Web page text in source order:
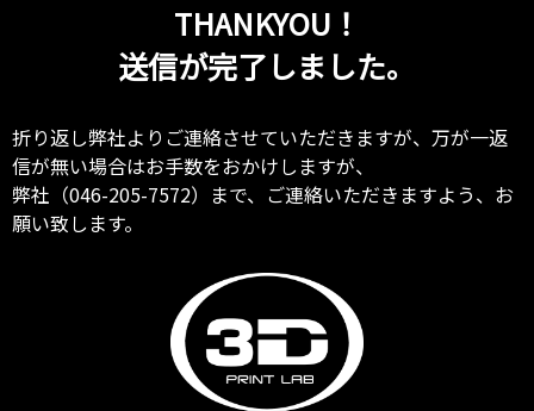
THANKYOU！
送信が完了しました。
折り返し弊社よりご連絡させていただきますが、万が一返
信が無い場合はお手数をおかけしますが、
弊社（046-205-7572）まで、ご連絡いただきますよう、お
願い致します。